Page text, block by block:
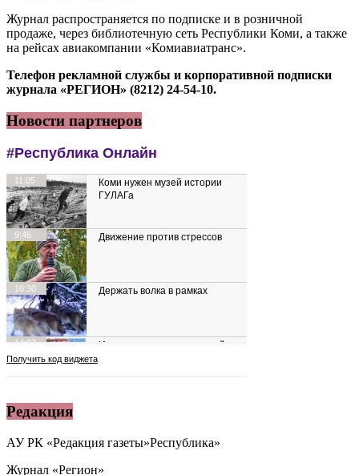
Журнал распространяется по подписке и в розничной
продаже, через библиотечную сеть Республики Коми, а также
на рейсах авиакомпании «Комиавиатранс».
Телефон рекламной службы и корпоративной подписки
журнала «РЕГИОН» (8212) 24-54-10.
Новости партнеров
Редакция
АУ РК «Редакция газеты»Республика»
Журнал «Регион»